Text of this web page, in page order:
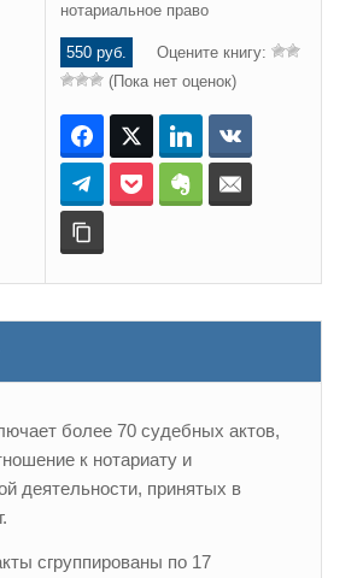
нотариальное право
550 руб.
Оцените книгу:
(Пока нет оценок)
FacebookTwitter LinkedIn
TelegramPocket Evernote
более 70 судебных актов,
к нотариату и
деятельности, принятых в
сгруппированы по 17